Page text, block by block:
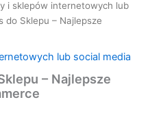
i sklepów internetowych lub
do Sklepu – Najlepsze
lub social media
– Najlepsze